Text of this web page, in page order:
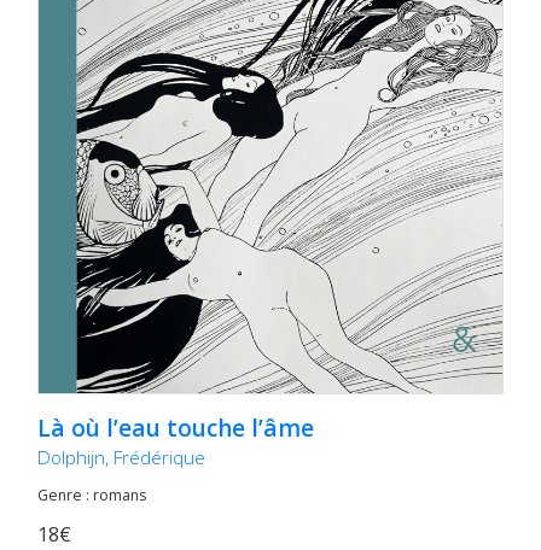
Là où l’eau touche l’âme
Dolphijn, Frédérique
Genre : romans
18€